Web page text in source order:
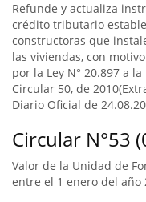
Refunde y actualiza
crédito tributario
constructoras que
las viviendas, con
por la Ley N° 20.897 a
Circular 50, de
Diario Oficial de
Circular N°53
Valor de la Unidad de
entre el 1 enero del año